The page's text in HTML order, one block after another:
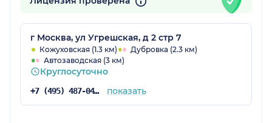
г Москва, ул Угрешская, д 2 стр 7
Кожуховская (1.3 км)
Дубровка (2.3 км)
Автозаводская (3 км)
Круглосуточно
+7 (495) 487-04-28 показать